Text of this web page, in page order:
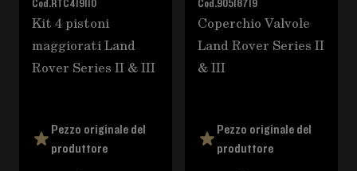
Cod.RTC419110
Kit 4 pistoni
maggiorati Land
Rover Series II & III
Pezzo originale del
produttore
Cod.90518719
Coperchio Valvole
Land Rover Series II
& III
Pezzo originale del
produttore